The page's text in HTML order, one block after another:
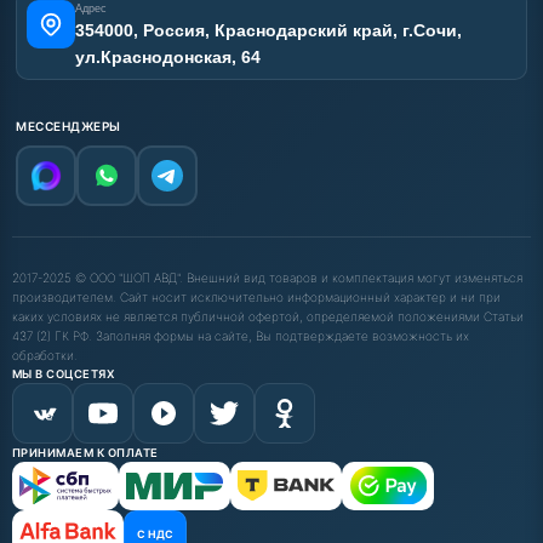
Адрес
354000, Россия, Краснодарский край, г.Сочи,
ул.Краснодонская, 64
МЕССЕНДЖЕРЫ
2017-2025 © ООО "ШОП АВД". Внешний вид товаров и комплектация могут изменяться
производителем. Сайт носит исключительно информационный характер и ни при
каких условиях не является публичной офертой, определяемой положениями Статьи
437 (2) ГК РФ. Заполняя формы на сайте, Вы подтверждаете возможность их
обработки.
МЫ В СОЦСЕТЯХ
ПРИНИМАЕМ К ОПЛАТЕ
С НДС